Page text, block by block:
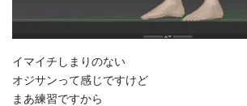
イマイチしまりのない
オジサンって感じですけど
まあ練習ですから